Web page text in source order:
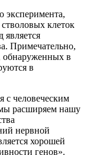
эксперимента,
клеток
является
Примечательно,
обнаруженных в
в
с человеческим
расширяем нашу
нервной
хорошей
генов».